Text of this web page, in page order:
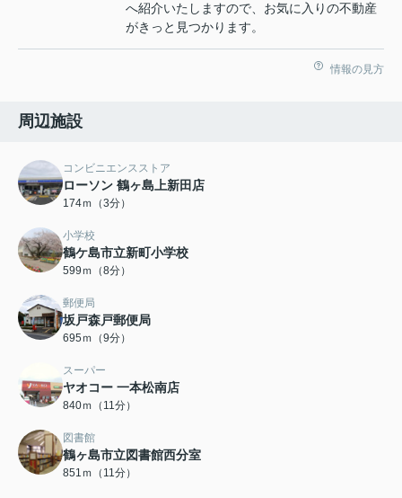
へ紹介いたしますので、お気に入りの不動産
がきっと見つかります。
情報の見方
周辺施設
コンビニエンスストア
ローソン 鶴ヶ島上新田店
174ｍ（3分）
小学校
鶴ケ島市立新町小学校
599ｍ（8分）
郵便局
坂戸森戸郵便局
695ｍ（9分）
スーパー
ヤオコー 一本松南店
840ｍ（11分）
図書館
鶴ヶ島市立図書館西分室
851ｍ（11分）